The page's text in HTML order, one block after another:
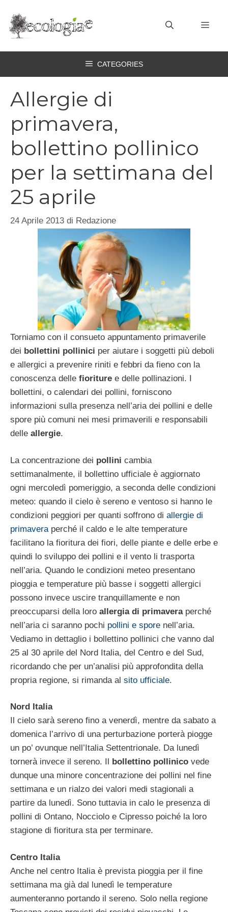
contenuto
CATEGORIES
Allergie di
primavera,
bollettino pollinico
per la settimana del
25 aprile
24 Aprile 2013 di Redazione
Torniamo con il consueto appuntamento primaverile
dei bollettini pollinici per aiutare i soggetti più deboli
e allergici a prevenire riniti e febbri da fieno con la
conoscenza delle fioriture e delle pollinazioni. I
bollettini, o calendari dei pollini, forniscono
informazioni sulla presenza nell’aria dei pollini e delle
spore più comuni nei mesi primaverili e responsabili
delle allergie.
La concentrazione dei pollini cambia
settimanalmente, il bollettino ufficiale è aggiornato
ogni mercoledì pomeriggio, a seconda delle condizioni
meteo: quando il cielo è sereno e ventoso si hanno le
condizioni peggiori per quanti soffrono di allergie di
primavera perché il caldo e le alte temperature
facilitano la fioritura dei fiori, delle piante e delle erbe e
quindi lo sviluppo dei pollini e il vento li trasporta
nell’aria. Quando le condizioni meteo presentano
pioggia e temperature più basse i soggetti allergici
possono invece uscire tranquillamente e non
preoccuparsi della loro allergia di primaveraperché
nell’aria ci saranno pochi pollini e spore nell’aria.
Vediamo in dettaglio i bollettino pollinici che vanno dal
25 al 30 aprile del Nord Italia, del Centro e del Sud,
ricordando che per un’analisi più approfondita della
propria regione, si rimanda al sito ufficiale.
Nord Italia
Il cielo sarà sereno fino a venerdì, mentre da sabato a
domenica l’arrivo di una perturbazione porterà piogge
un po’ ovunque nell’Italia Settentrionale. Da lunedì
tornerà invece il sereno. Il bollettino pollinico vede
dunque una minore concentrazione dei pollini nel fine
settimana e un rialzo dei valori medi stagionali a
partire da lunedì. Sono tuttavia in calo le presenza di
pollini di Ontano, Nocciolo e Cipresso poiché la loro
stagione di fioritura sta per terminare.
Centro Italia
Anche nel centro Italia è prevista pioggia per il fine
settimana ma già dal lunedì le temperature
aumenteranno portando il sereno. Solo nella regione